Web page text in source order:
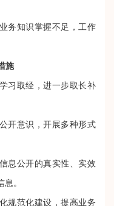
务知识掌握不足，工作
施
习取经，进一步取长补
开意识，开展多种形式
息公开的真实性、实效
。
规范化建设，提高业务